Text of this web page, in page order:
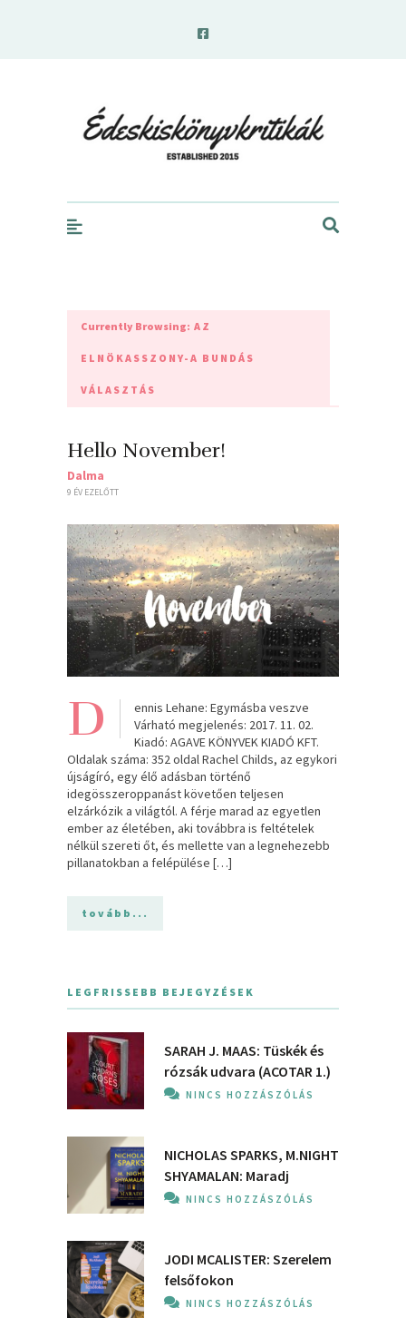
Currently Browsing: AZ
ELNÖKASSZONY-A BUNDÁS
VÁLASZTÁS
Hello November!
Dalma
9 ÉV EZELŐTT
D
ennis Lehane: Egymásba veszve
Várható megjelenés: 2017. 11. 02.
Kiadó: AGAVE KÖNYVEK KIADÓ KFT.
Oldalak száma: 352 oldal Rachel Childs, az egykori
újságíró, egy élő adásban történő
idegösszeroppanást követően teljesen
elzárkózik a világtól. A férje marad az egyetlen
ember az életében, aki továbbra is feltételek
nélkül szereti őt, és mellette van a legnehezebb
pillanatokban a felépülése […]
tovább...
LEGFRISSEBB BEJEGYZÉSEK
SARAH J. MAAS: Tüskék és
rózsák udvara (ACOTAR 1.)
NINCS HOZZÁSZÓLÁS
NICHOLAS SPARKS, M.NIGHT
SHYAMALAN: Maradj
NINCS HOZZÁSZÓLÁS
JODI MCALISTER: Szerelem
felsőfokon
NINCS HOZZÁSZÓLÁS